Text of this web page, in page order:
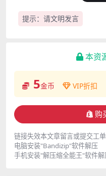
提示：请文明发言
本资
5金币 VIP折扣
购
链接失效本文章留言或提交工
电脑安装"Bandizip"软件解压
手机安装"解压缩全能王"软件解